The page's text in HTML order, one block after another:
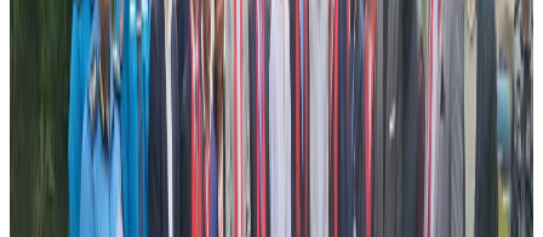
‘हामीलाई थुप्रै विद्यार्थी साथीहरुले उजुरी गर्नुभएको छ’-सापकोटाले
भने -‘त्यसमा के भएको हो हामी छानविन गरिरहेका छौ’ ।
विद्यार्थीहरुलाई परेको समस्या सामाधान गर्न सिसा गम्भिर भएको भन्दै
अध्यक्ष सापकोटाले भने – ‘विद्यार्थीको पैसा फिर्ता गराउन, उचित
क्षतिपुर्ति दिन र कलेजलाई कारवार्ही गर्न सिसा सक्रिय रुपमा लाग्ने छ’